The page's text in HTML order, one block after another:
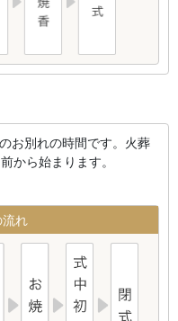
お別れの時間です。火葬
から始まります。
れ